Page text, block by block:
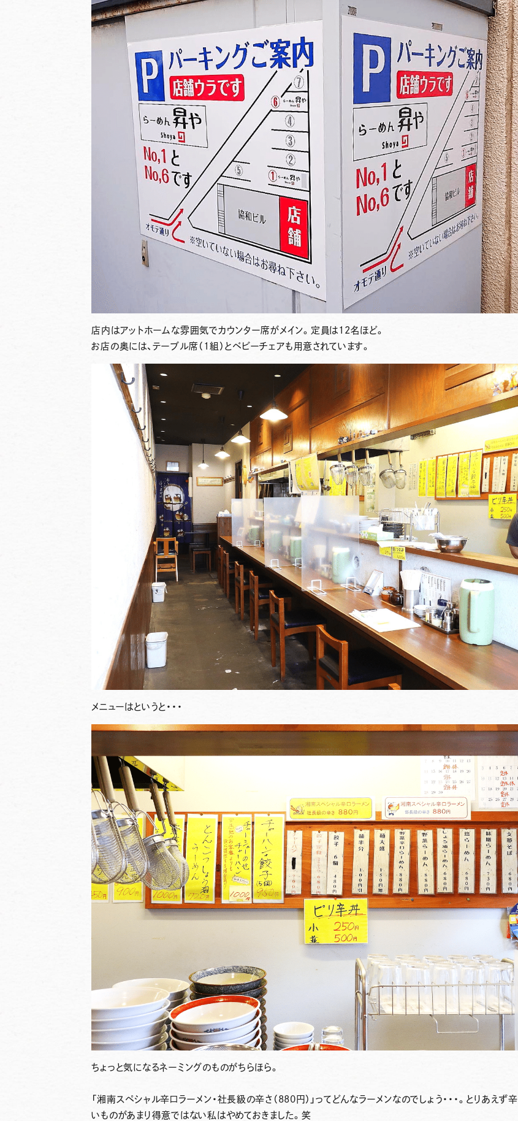
店内はアットホームな雰囲気でカウンター席がメイン。定員は12名ほど。
お店の奥には、 テーブル席（1組）とベビーチェアも用意されています。
メニューはというと・・・
ちょっと気になるネーミングのものがちらほら。
「湘南スペシャル辛口ラーメン・社長級の辛さ（880円）」ってどんなラーメンなのでしょう・・・。とりあえず辛
いものがあまり得意ではない私はやめておきました。笑